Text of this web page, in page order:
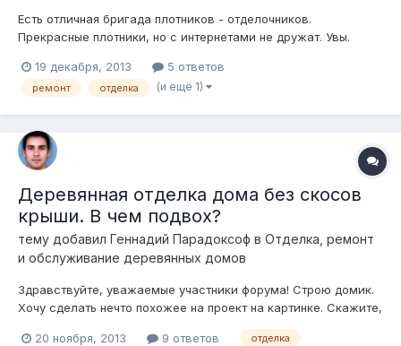
Есть отличная бригада плотников - отделочников.
Прекрасные плотники, но с интернетами не дружат. Увы.
домов. Вытягивают проблемные дома, от которых отказались
другие плотники. Услуги их стоят не дешево, но результат
19 декабря, 2013 5 ответов
ремонт отделка (и ещё 1)
Деревянная отделка дома без скосов
крыши. В чем подвох?
тему добавил Геннадий Парадоксоф в Отделка, ремонт
и обслуживание деревянных домов
Здравствуйте, уважаемые участники форума! Строю домик.
Хочу сделать нечто похожее на проект на картинке. Скажите,
20 ноября, 2013 9 ответов отделка